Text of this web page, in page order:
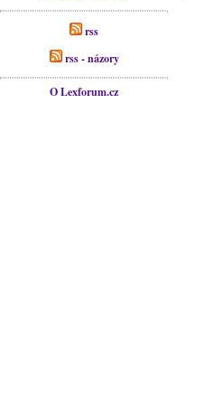
rss
rss - názory
O Lexforum.cz